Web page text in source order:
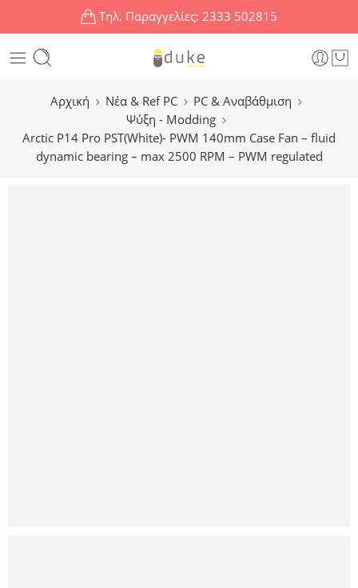
Τηλ. Παραγγελίες: 2333 502815
Αρχική Νέα & Ref PC
PC & Αναβάθμιση
Ψύξη - Modding
Arctic P14 Pro PST(White)- PWM 140mm Case Fan – fluid
dynamic bearing – max 2500 RPM – PWM regulated